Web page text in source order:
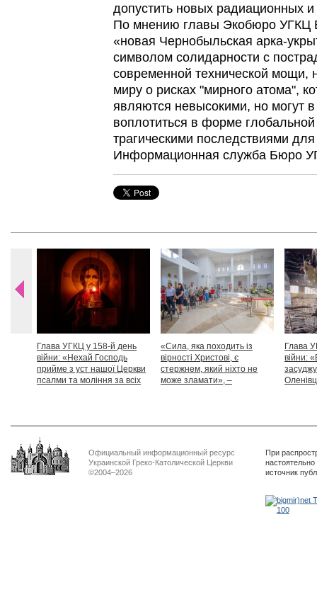
допустить новых радиационных
По мнению главы Экобюро
«новая Чернобыльская арка-
символом солидарности с
современной технической мощи,
миру о рисках "мирного атома",
являются невысокими, но могут
воплотиться в форме
трагическими последствиями
Информационная служба Бюро
Глава УГКЦ у 158-й день
війни: «Нехай Господь
прийме з уст нашої Церкви
псалми та моління за всіх
«Сила, яка походить із
вірності Христові, є
стержнем, який ніхто не
може зламати», –
Глава
війни:
Официальный информационный ресурс
Украинской Греко-Католической Церкви
©2004–2026
При
источник